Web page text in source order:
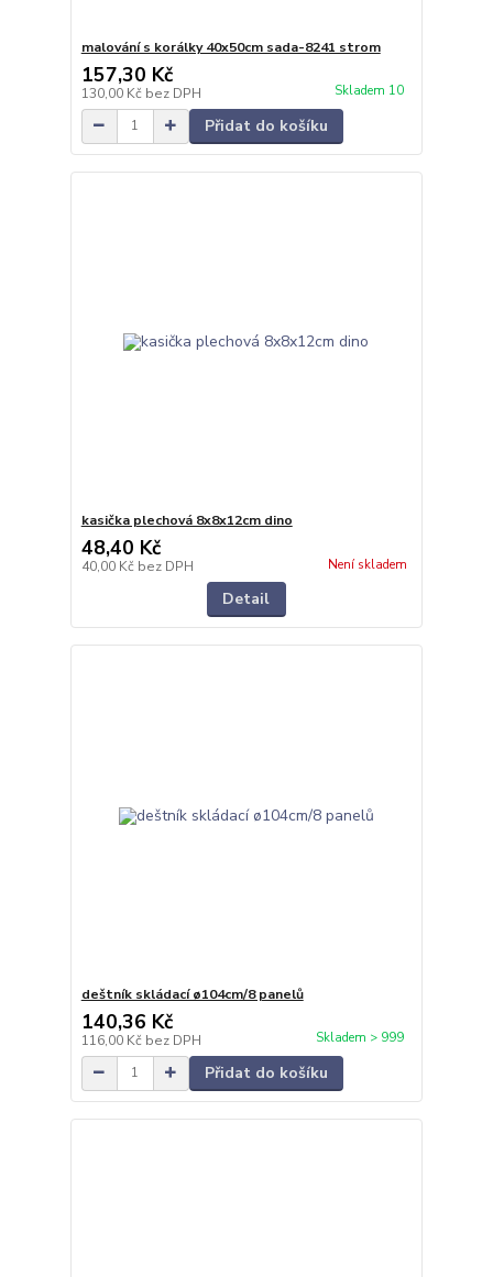
malování s korálky 40x50cm sada-8241 strom
157,30 Kč
130,00 Kč bez DPH Skladem 10
Přidat do košíku
kasička plechová 8x8x12cm dino
48,40 Kč
40,00 Kč bez DPH Není skladem
Detail
deštník skládací ø104cm/8 panelů
140,36 Kč
116,00 Kč bez DPH Skladem > 999
Přidat do košíku